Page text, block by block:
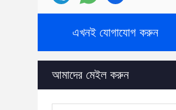
এখনই যোগাযোগ করুন
আমাদের মেইল ​​করুন